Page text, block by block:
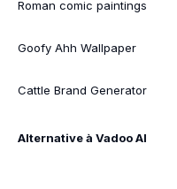
Roman comic paintings
Goofy Ahh Wallpaper
Cattle Brand Generator
Alternative à Vadoo AI